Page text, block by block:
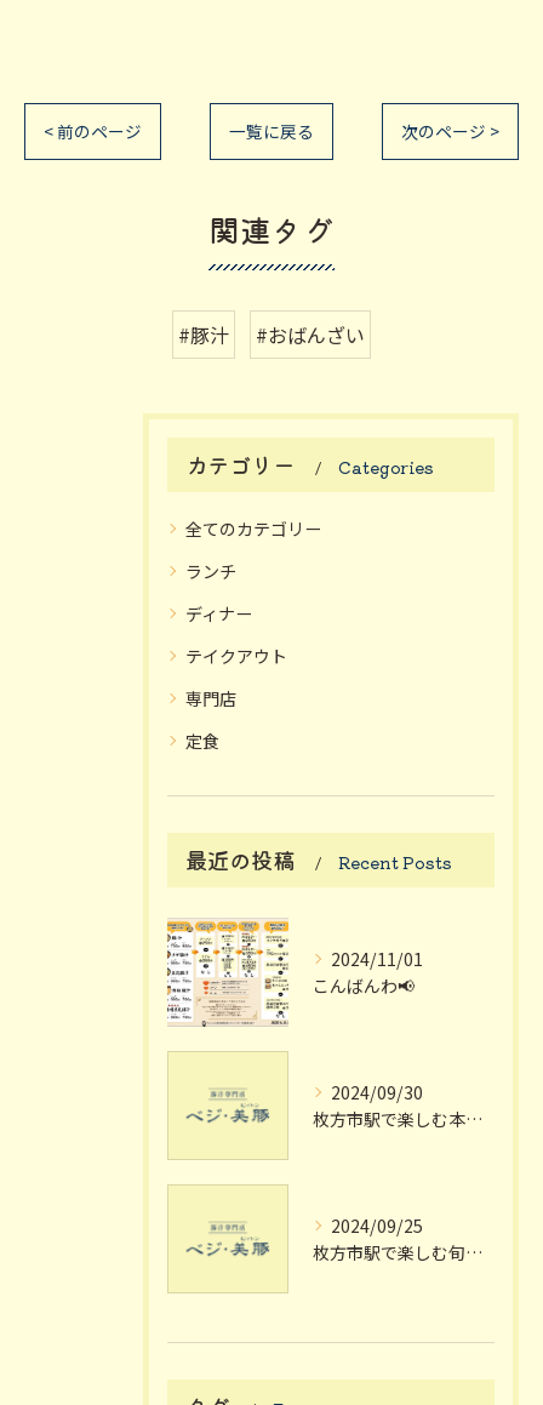
< 前のページ 一覧に戻る 次のページ >
関連タグ
#豚汁 #おばんざい
カテゴリー Categories
全てのカテゴリー
ランチ
ディナー
テイクアウト
専門店
定食
最近の投稿 Recent Posts
2024/11/01
こんばんわ📢
2024/09/30
枚方市駅で楽しむ本格豚汁の魅力
2024/09/25
枚方市駅で楽しむ旬の豚汁定食